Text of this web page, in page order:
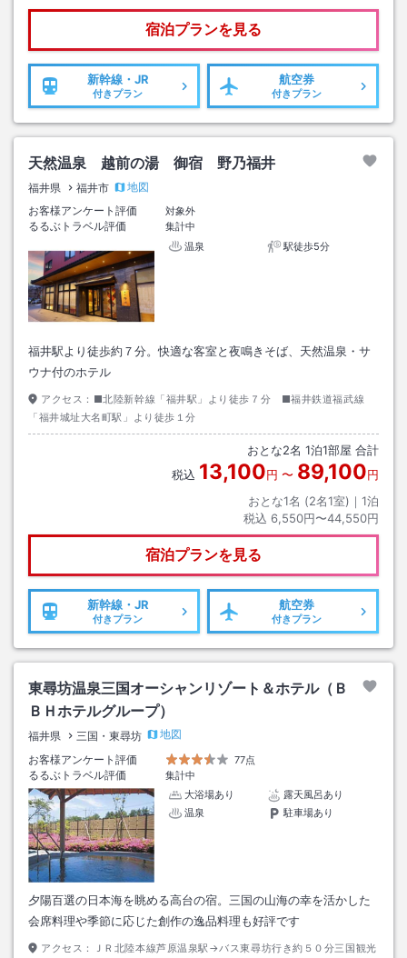
宿泊プランを見る
新幹線・JR
付きプラン
航空券
付きプラン
天然温泉 越前の湯 御宿 野乃福井
福井県 福井市
地図
お客様アンケート評価
対象外
るるぶトラベル評価
集計中
温泉
駅徒歩5分
福井駅より徒歩約７分。快適な客室と夜鳴きそば、天然温泉・サ
ウナ付のホテル
アクセス： ■北陸新幹線「福井駅」より徒歩７分 ■福井鉄道福武線
「福井城址大名町駅」より徒歩１分
おとな2名 1泊1部屋 合計
税込 13,100円 〜 89,100円
おとな1名 (2名1室)｜ 1泊
税込 6,550円〜44,550円
宿泊プランを見る
新幹線・JR
付きプラン
航空券
付きプラン
東尋坊温泉三国オーシャンリゾート＆ホテル（Ｂ
ＢＨホテルグループ）
福井県 三国・東尋坊
地図
お客様アンケート評価
77点
るるぶトラベル評価
集計中
大浴場あり
露天風呂あり
温泉
駐車場あり
夕陽百選の日本海を眺める高台の宿。三国の山海の幸を活かした
会席料理や季節に応じた創作の逸品料理も好評です
アクセス：
ＪＲ北陸本線芦原温泉駅→バス東尋坊行き約５０分三国観光